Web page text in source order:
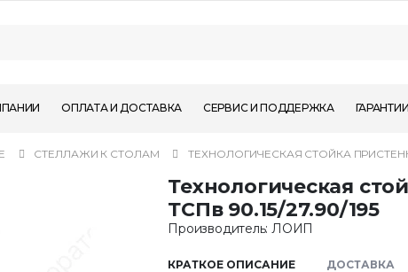
ОПЛАТА И ДОСТАВКА СЕРВИС И ПОДДЕРЖКА ГАРАНТИИ
СТЕЛЛАЖИ К СТОЛАМ ТЕХНОЛОГИЧЕСКАЯ СТОЙКА
Технологическая
ТСПв 90.15/27.90/195
Производитель: ЛОИП
КРАТКОЕ ОПИСАНИЕ ДОСТАВКА